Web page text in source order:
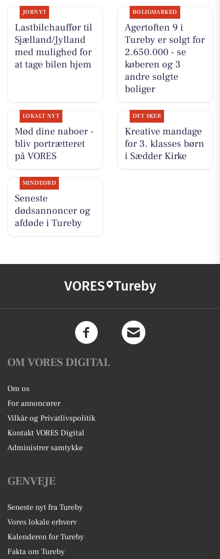
JOBNYT
Lastbilchauffør til
Sjælland/Jylland
med mulighed for
at tage bilen hjem
BOLIGMARKED
Agertoften 9 i
Tureby er solgt for
2.650.000 - se
køberen og 3
andre solgte
boliger
LOKALT NYT
Mød dine naboer -
bliv portrætteret
på VORES
DET SKER
Kreative mandage
for 3. klasses børn
i Sædder Kirke
MINDEORD
Seneste
dødsannoncer og
afdøde i Tureby
VORES Tureby
OM VORES DIGITAL
Om os
For annoncører
Vilkår og Privatlivspolitik
Kontakt VORES Digital
Administrer samtykke
GENVEJE
Seneste nyt fra Tureby
Vores lokale erhverv
Kalenderen for Tureby
Fakta om Tureby